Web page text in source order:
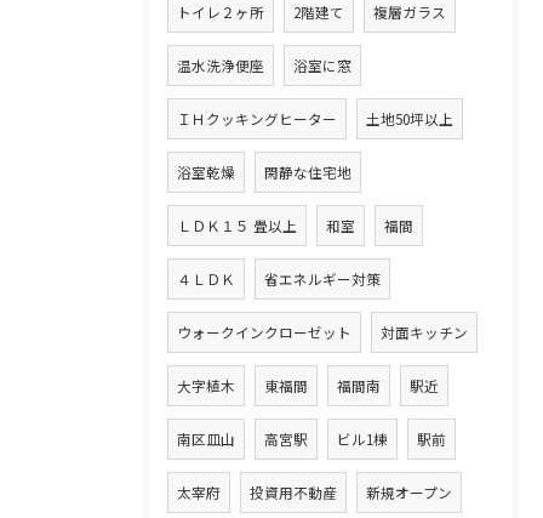
トイレ２ヶ所 2階建て 複層ガラス
温水洗浄便座 浴室に窓
ＩＨクッキングヒーター 土地50坪以上
浴室乾燥 閑静な住宅地
ＬＤＫ１５ 畳以上 和室 福間
４ＬＤＫ 省エネルギー対策
ウォークインクローゼット 対面キッチン
大字植木 東福間 福間南 駅近
南区皿山 高宮駅 ビル1棟 駅前
太宰府 投資用不動産 新規オープン